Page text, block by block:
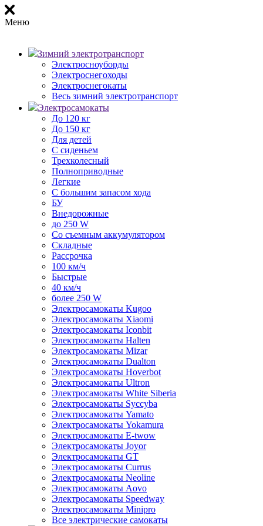
Меню
Зимний электротранспорт
Электросноуборды
Электроснегоходы
Электроснегокаты
Весь зимний электротранспорт
Электросамокаты
До 120 кг
До 150 кг
Для детей
С сиденьем
Трехколесный
Полноприводные
Легкие
С большим запасом хода
БУ
Внедорожные
до 250 W
Со съемным аккумулятором
Складные
Рассрочка
100 км/ч
Быстрые
40 км/ч
более 250 W
Электросамокаты Kugoo
Электросамокаты Xiaomi
Электросамокаты Iconbit
Электросамокаты Halten
Электросамокаты Mizar
Электросамокаты Dualton
Электросамокаты Hoverbot
Электросамокаты Ultron
Электросамокаты White Siberia
Электросамокаты Syccyba
Электросамокаты Yamato
Электросамокаты Yokamura
Электросамокаты E-twow
Электросамокаты Joyor
Электросамокаты GT
Электросамокаты Currus
Электросамокаты Neoline
Электросамокаты Aovo
Электросамокаты Speedway
Электросамокаты Minipro
Все электрические самокаты